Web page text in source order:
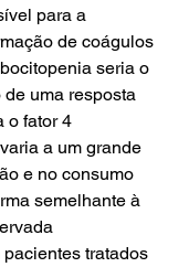
para a
de coágulos
seria o
uma resposta
o fator 4
a um grande
e no consumo
semelhante à
tratados